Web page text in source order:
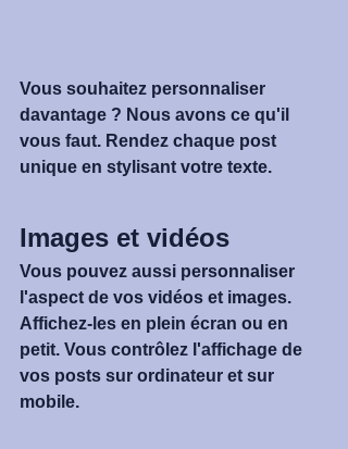
Vous souhaitez personnaliser
davantage ? Nous avons ce qu'il
vous faut. Rendez chaque post
unique en stylisant votre texte.
Images et vidéos
Vous pouvez aussi personnaliser
l'aspect de vos vidéos et images.
Affichez-les en plein écran ou en
petit. Vous contrôlez l'affichage de
vos posts sur ordinateur et sur
mobile.